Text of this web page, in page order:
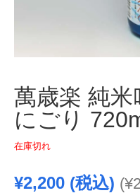
萬歳楽 純
にごり
在庫切れ
¥2,200 (税込) (¥